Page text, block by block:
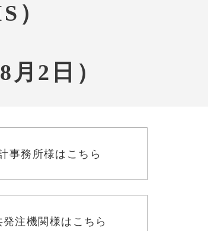
）
2日）
事務所様はこちら
発注機関様はこちら